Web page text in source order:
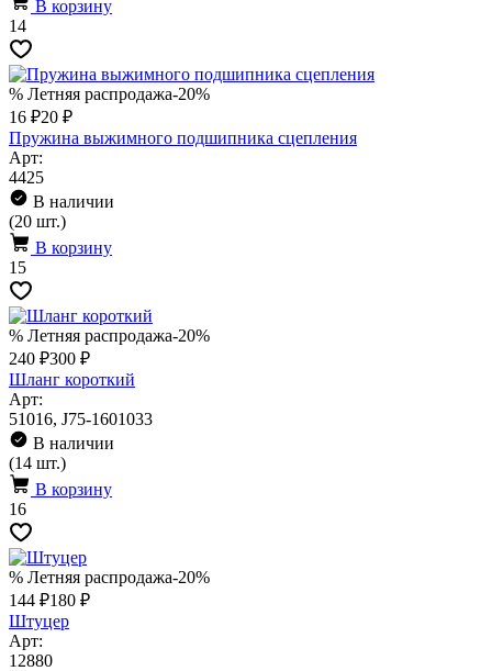
В корзину
14
% Летняя распродажа-20%
16 ₽20 ₽
Пружина выжимного подшипника сцепления
Арт:
4425
В наличии
(20 шт.)
В корзину
15
% Летняя распродажа-20%
240 ₽300 ₽
Шланг короткий
Арт:
51016, J75-1601033
В наличии
(14 шт.)
В корзину
16
% Летняя распродажа-20%
144 ₽180 ₽
Штуцер
Арт:
12880